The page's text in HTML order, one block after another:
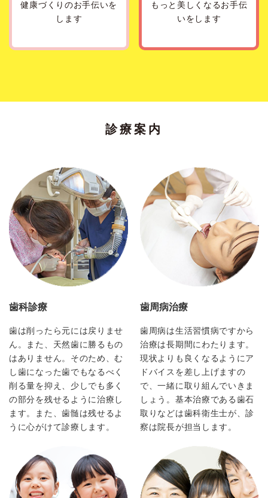
健康づくりのお手伝いを
します
もっと美しくなるお手伝
いをします
診療案内
歯科診療
歯は削ったら元には戻りませ
ん。また、天然歯に勝るもの
はありません。そのため、む
し歯になった歯でもなるべく
削る量を抑え、少しでも多く
の部分を残せるように治療し
ます。また、歯髄は残せるよ
うに心がけて診療します。
歯周病治療
歯周病は生活習慣病ですから
治療は長期間にわたります。
現状よりも良くなるようにア
ドバイスを差し上げますの
で、一緒に取り組んでいきま
しょう。基本治療である歯石
取りなどは歯科衛生士が、診
察は院長が担当します。